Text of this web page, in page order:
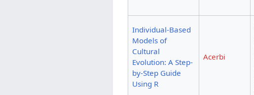
Individual-Based
Models of
Cultural
Evolution: A Step-
by-Step Guide
Using R
Acerbi